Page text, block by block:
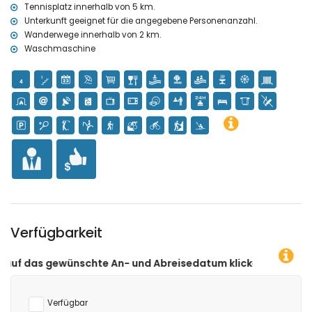
Tennis, Golf (La Sella Golf), Pferdesport, Wandern, Mountainbiking
und Klettern (innerhalb von 5 Kilometern der Haus)
Kanusport, Kajaksport, Angeln und Tauchen (innerhalb von 10
Kilometern der Haus)
Tennisplatz innerhalb von 5 km.
Unterkunft geeignet für die angegebene Personenanzahl.
Wanderwege innerhalb von 2 km.
Waschmaschine
Verfügbarkeit
An- und Abreisedatum klicken!
Verfügbar